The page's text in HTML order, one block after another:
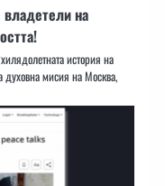
на
история на
духовна мисия на Москва,